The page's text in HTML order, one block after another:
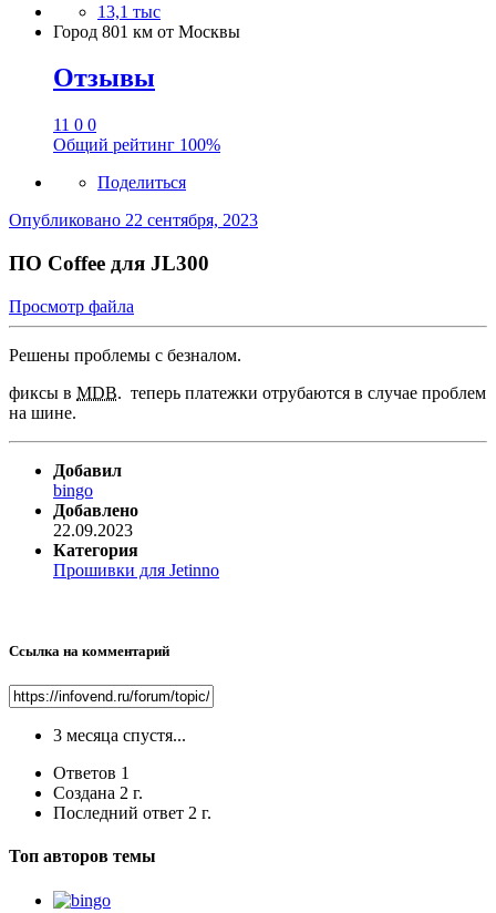
13,1 тыс
Город 801 км от Москвы
Отзывы
11 0 0
Общий рейтинг 100%
Поделиться
Опубликовано 22 сентября, 2023
ПО Coffee для JL300
Просмотр файла
Решены проблемы с безналом.
фиксы в MDB. теперь платежки отрубаются в случае проблем
на шине.
Добавил
bingo
Добавлено
22.09.2023
Категория
Прошивки для Jetinno
Ссылка на комментарий
3 месяца спустя...
Ответов 1
Создана 2 г.
Последний ответ 2 г.
Топ авторов темы